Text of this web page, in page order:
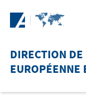
DIRECTION
EUROPÉENNE